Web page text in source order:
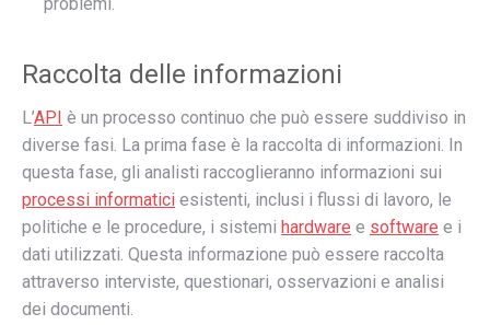
Raccolta delle informazioni
L’API è un processo continuo che può essere suddiviso in
diverse fasi. La prima fase è la raccolta di informazioni. In
questa fase, gli analisti raccoglieranno informazioni sui
processi informatici esistenti, inclusi i flussi di lavoro, le
politiche e le procedure, i sistemi hardware e software e i
dati utilizzati. Questa informazione può essere raccolta
attraverso interviste, questionari, osservazioni e analisi
dei documenti.